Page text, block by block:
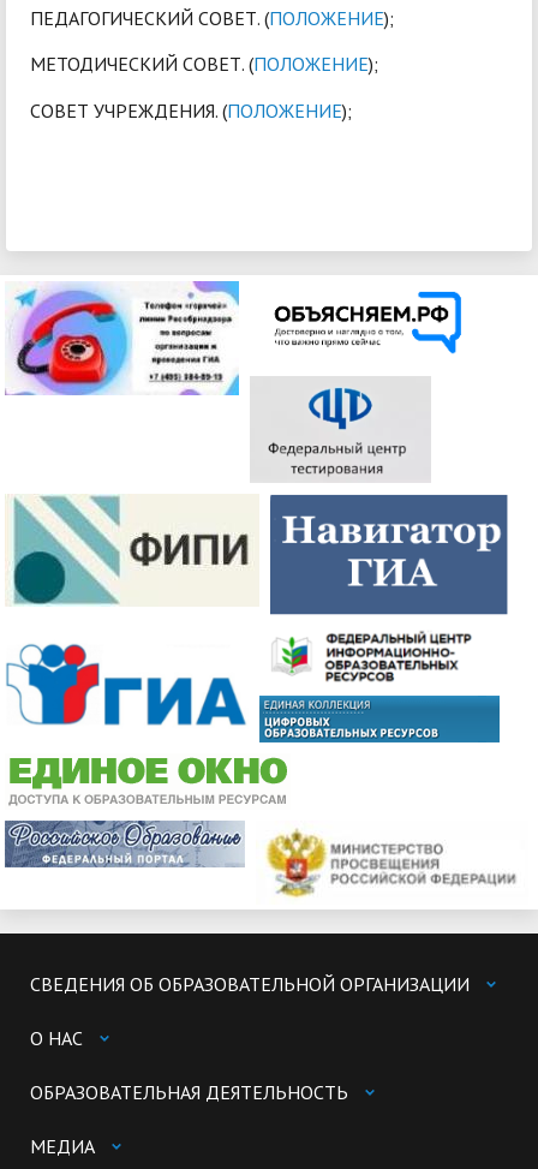
ПЕДАГОГИЧЕСКИЙ СОВЕТ. (ПОЛОЖЕНИЕ);
МЕТОДИЧЕСКИЙ СОВЕТ. (ПОЛОЖЕНИЕ);
СОВЕТ УЧРЕЖДЕНИЯ. (ПОЛОЖЕНИЕ);
СВЕДЕНИЯ ОБ ОБРАЗОВАТЕЛЬНОЙ ОРГАНИЗАЦИИ
О НАС
ОБРАЗОВАТЕЛЬНАЯ ДЕЯТЕЛЬНОСТЬ
МЕДИА